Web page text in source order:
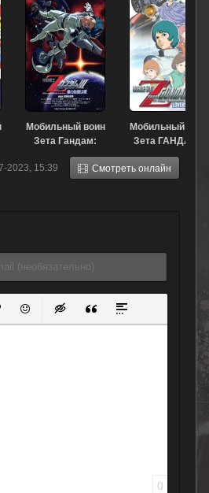
2023, 15:39 Смотреть онлайн
Мобильный воин
Зета Гандам:
Новый перевод
(2006)
Мобильный воин
Зета ГАНДАМ -
Новый перевод
(фильм второй)
список
ссылкузащищенную ссылку
Вставить смайлик
Вставка скрытого текста
Вставка цитаты
Вставка спойлера
0